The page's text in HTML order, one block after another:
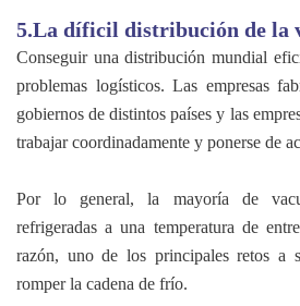
5.La díficil distribución de la
Conseguir una distribución mundial
problemas logísticos. Las empresas
gobiernos de distintos países y las
trabajar coordinadamente y ponerse de
Por lo general, la mayoría de
refrigeradas a una temperatura de
razón, uno de los principales retos a
romper la cadena de frío.